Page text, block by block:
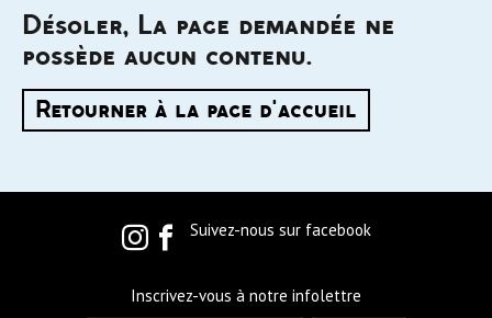
Désoler, La page demandée ne
possède aucun contenu.
Retourner à la page d'accueil
Suivez-nous sur facebook
Inscrivez-vous à notre infolettre